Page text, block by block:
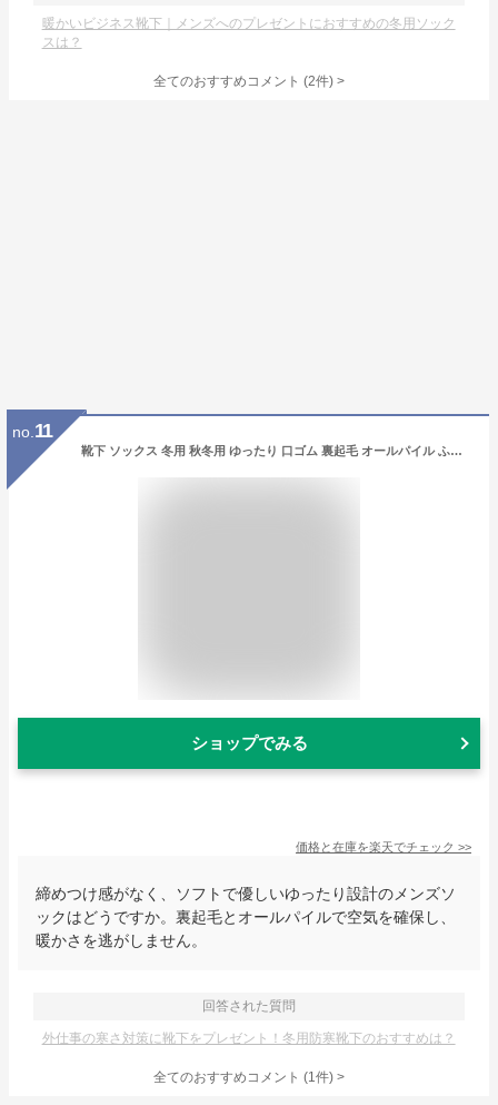
暖かいビジネス靴下｜メンズへのプレゼントにおすすめの冬用ソック
スは？
全てのおすすめコメント (2件) >
no. 11
靴下 ソックス 冬用 秋冬用 ゆったり 口ゴム 裏起毛 オールパイル ふんわり あったか 履き心地 3足組 セット つま先 かかと 補強 ワンポイント ボーダー メンズ カジュアル おしゃれ デイリー 男性用 裏起毛パイルびよ〜んメンズソックス
ショップでみる
価格と在庫を楽天でチェック >>
締めつけ感がなく、ソフトで優しいゆったり設計のメンズソ
ックはどうですか。裏起毛とオールパイルで空気を確保し、
暖かさを逃がしません。
回答された質問
外仕事の寒さ対策に靴下をプレゼント！冬用防寒靴下のおすすめは？
全てのおすすめコメント (1件) >